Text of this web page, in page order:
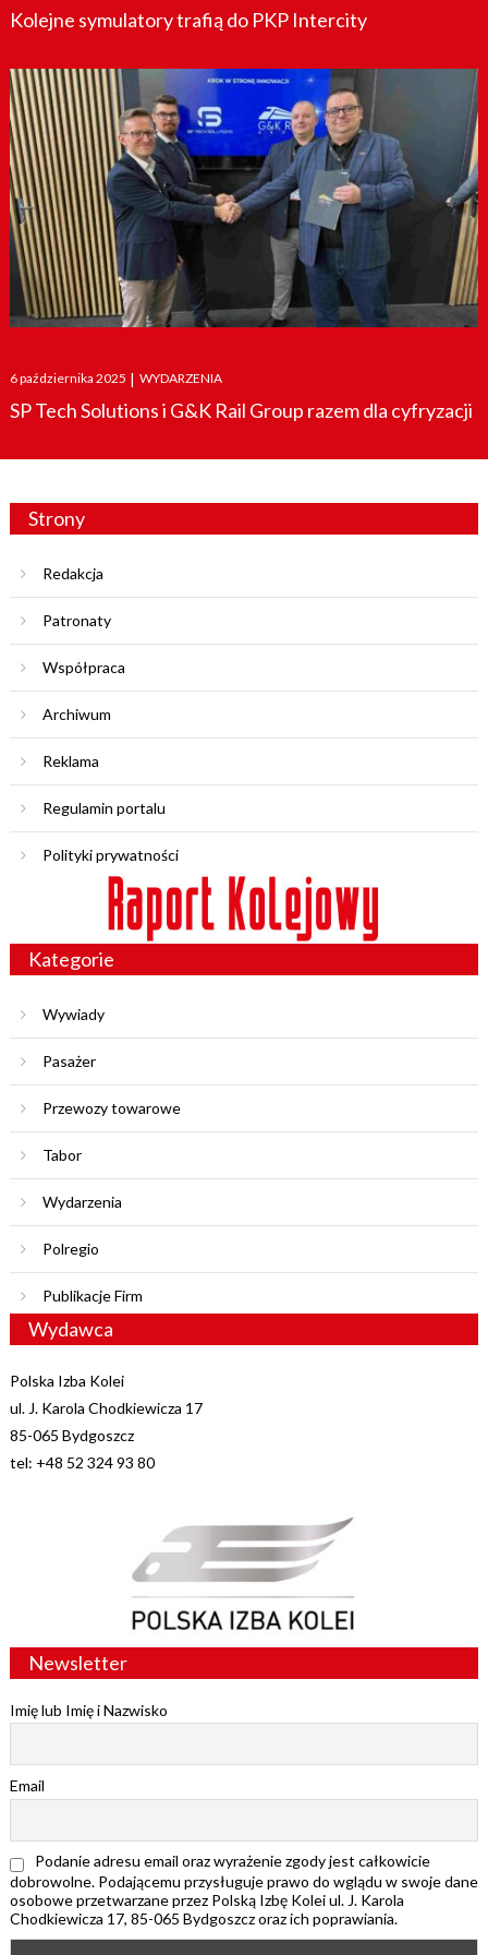
Kolejne symulatory trafią do PKP Intercity
Posted
on
6 października 2025 | WYDARZENIA
SP Tech Solutions i G&K Rail Group razem dla cyfryzacji
Strony
Redakcja
Patronaty
Współpraca
Archiwum
Reklama
Regulamin portalu
Polityki prywatności
Kategorie
Wywiady
Pasażer
Przewozy towarowe
Tabor
Wydarzenia
Polregio
Publikacje Firm
Wydawca
Polska Izba Kolei
ul. J. Karola Chodkiewicza 17
85-065 Bydgoszcz
tel: +48 52 324 93 80
Newsletter
Imię lub Imię i Nazwisko
Email
Podanie adresu email oraz wyrażenie zgody jest całkowicie
dobrowolne. Podającemu przysługuje prawo do wglądu w swoje dane
osobowe przetwarzane przez Polską Izbę Kolei ul. J. Karola
Chodkiewicza 17, 85-065 Bydgoszcz oraz ich poprawiania.